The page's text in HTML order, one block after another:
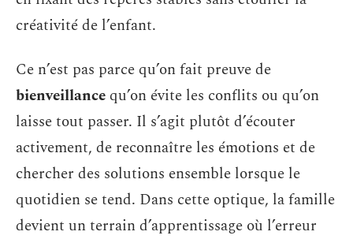
créativité de l’enfant.
Ce n’est pas parce qu’on fait preuve de
bienveillance qu’on évite les conflits ou qu’on
laisse tout passer. Il s’agit plutôt d’écouter
activement, de reconnaître les émotions et de
chercher des solutions ensemble lorsque le
quotidien se tend. Dans cette optique, la famille
devient un terrain d’apprentissage où l’erreur